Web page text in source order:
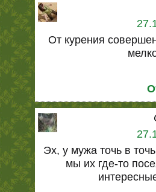
От курения
Эх, у мужа точь в
мы их где-то